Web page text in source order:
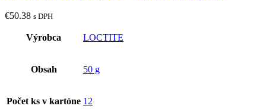
€50.38 s DPH
Výrobca LOCTITE
Obsah 50 g
Počet ks v kartóne 12